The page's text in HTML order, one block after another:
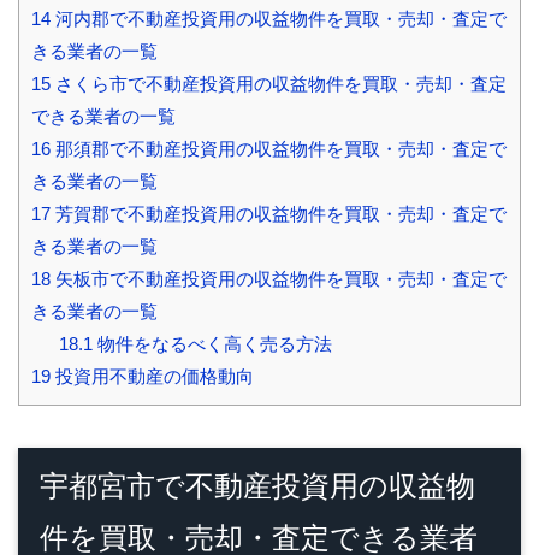
14 河内郡で不動産投資用の収益物件を買取・売却・査定で
きる業者の一覧
15 さくら市で不動産投資用の収益物件を買取・売却・査定
できる業者の一覧
16 那須郡で不動産投資用の収益物件を買取・売却・査定で
きる業者の一覧
17 芳賀郡で不動産投資用の収益物件を買取・売却・査定で
きる業者の一覧
18 矢板市で不動産投資用の収益物件を買取・売却・査定で
きる業者の一覧
18.1 物件をなるべく高く売る方法
19 投資用不動産の価格動向
宇都宮市で不動産投資用の収益物
件を買取・売却・査定できる業者